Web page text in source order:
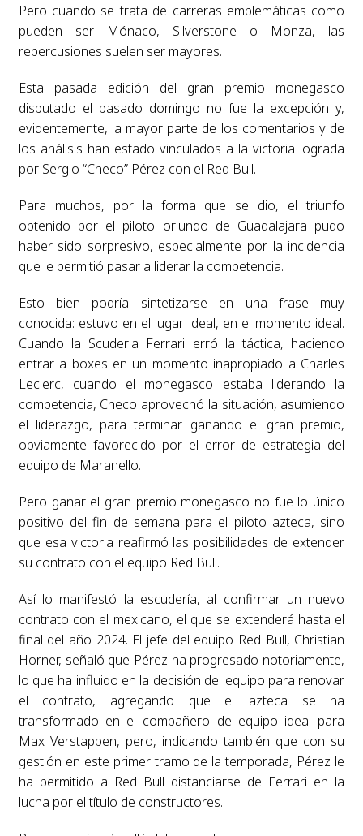
Pero cuando se trata de carreras emblemáticas como
pueden ser Mónaco, Silverstone o Monza, las
repercusiones suelen ser mayores.
Esta pasada edición del gran premio monegasco
disputado el pasado domingo no fue la excepción y,
evidentemente, la mayor parte de los comentarios y de
los análisis han estado vinculados a la victoria lograda
por Sergio “Checo” Pérez con el Red Bull.
Para muchos, por la forma que se dio, el triunfo
obtenido por el piloto oriundo de Guadalajara pudo
haber sido sorpresivo, especialmente por la incidencia
que le permitió pasar a liderar la competencia.
Esto bien podría sintetizarse en una frase muy
conocida: estuvo en el lugar ideal, en el momento ideal.
Cuando la Scuderia Ferrari erró la táctica, haciendo
entrar a boxes en un momento inapropiado a Charles
Leclerc, cuando el monegasco estaba liderando la
competencia, Checo aprovechó la situación, asumiendo
el liderazgo, para terminar ganando el gran premio,
obviamente favorecido por el error de estrategia del
equipo de Maranello.
Pero ganar el gran premio monegasco no fue lo único
positivo del fin de semana para el piloto azteca, sino
que esa victoria reafirmó las posibilidades de extender
su contrato con el equipo Red Bull.
Así lo manifestó la escudería, al confirmar un nuevo
contrato con el mexicano, el que se extenderá hasta el
final del año 2024. El jefe del equipo Red Bull, Christian
Horner, señaló que Pérez ha progresado notoriamente,
lo que ha influido en la decisión del equipo para renovar
el contrato, agregando que el azteca se ha
transformado en el compañero de equipo ideal para
Max Verstappen, pero, indicando también que con su
gestión en este primer tramo de la temporada, Pérez le
ha permitido a Red Bull distanciarse de Ferrari en la
lucha por el título de constructores.